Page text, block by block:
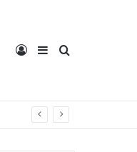
Log InSidebarSearch for